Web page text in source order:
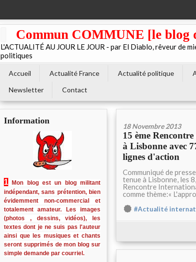
Commun COMMUNE [le blog
L'ACTUALITÉ AU JOUR LE JOUR - par El Diablo, rêveur de
politiques
Accueil Actualité France Actualité politique
Newsletter
Contact
Information
1
Mon blog est un blog militant
indépendant, sans prétention, bien
évidemment non-commercial et
totalement amateur. Les images
(photos , dessins, vidéos), les
textes dont je ne suis pas l'auteur
ainsi que les musiques et chants
seront supprimés de mon blog sur
simple demande par courriel.
18 Novembre 2013
15 ème
à Lisbonne avec
lignes d'action
Communiqué de
tenue à Lisbonne, les
Rencontre
comme thème:«
#Actualité